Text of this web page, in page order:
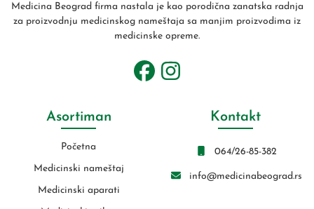
Medicina Beograd firma nastala je kao porodična zanatska radnja
za proizvodnju medicinskog nameštaja sa manjim proizvodima iz
medicinske opreme.
Asortiman
Početna
Medicinski nameštaj
Medicinski aparati
Kontakt
064/26-85-382
info@medicinabeograd.rs